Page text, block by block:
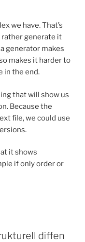
we have. That’s
rather generate it
generator makes
makes it harder to
in the end.
that will show us
Because the
file, we could use
it shows
if only order or
diffen